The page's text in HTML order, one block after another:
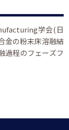
学会(日
金の粉末床溶融結
過程のフェーズフ